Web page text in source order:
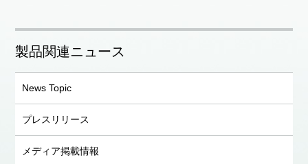
製品関連ニュース
News Topic
プレスリリース
メディア掲載情報